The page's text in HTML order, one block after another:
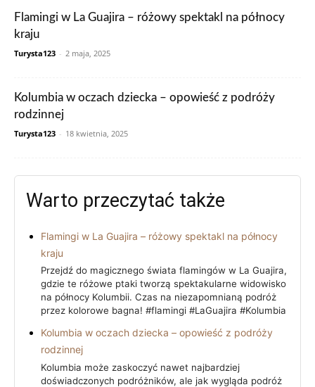
Flamingi w La Guajira – różowy spektakl na północy
kraju
Turysta123 - 2 maja, 2025
Kolumbia w oczach dziecka – opowieść z podróży
rodzinnej
Turysta123 - 18 kwietnia, 2025
Warto przeczytać także
Flamingi w La Guajira – różowy spektakl na północy
kraju
Przejdź do magicznego świata flamingów w La Guajira,
gdzie te różowe ptaki tworzą spektakularne widowisko
na północy Kolumbii. Czas na niezapomnianą podróż
przez kolorowe bagna! #flamingi #LaGuajira #Kolumbia
Kolumbia w oczach dziecka – opowieść z podróży
rodzinnej
Kolumbia może zaskoczyć nawet najbardziej
doświadczonych podróżników, ale jak wygląda podróż